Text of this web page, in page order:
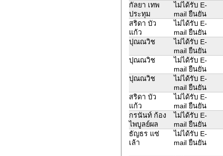
กัลยา เทพ
ประทุม
ไม่ได้รับ E-
mail ยืนยัน
สริดา บัว
แก้ว
ไม่ได้รับ E-
mail ยืนยัน
ปุณณวิช
ไม่ได้รับ E-
mail ยืนยัน
ปุณณวิช
ไม่ได้รับ E-
mail ยืนยัน
ปุณณวิช
ไม่ได้รับ E-
mail ยืนยัน
สริดา บัว
แก้ว
ไม่ได้รับ E-
mail ยืนยัน
กรนันท์ ก้อง
ไพบูลย์ผล
ไม่ได้รับ E-
mail ยืนยัน
ธัญธร แซ่
เล้า
ไม่ได้รับ E-
mail ยืนยัน